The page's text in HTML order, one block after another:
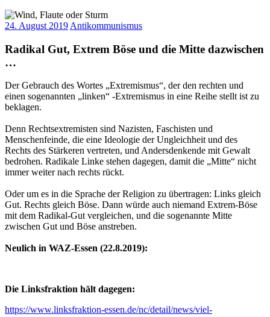
24. August 2019 Antikommunismus
Radikal Gut, Extrem Böse und die Mitte dazwischen
…
Der Gebrauch des Wortes „Extremismus“, der den rechten und
einen sogenannten „linken“ -Extremismus in eine Reihe stellt ist zu
beklagen.
Denn Rechtsextremisten sind Nazisten, Faschisten und
Menschenfeinde, die eine Ideologie der Ungleichheit und des
Rechts des Stärkeren vertreten, und Andersdenkende mit Gewalt
bedrohen. Radikale Linke stehen dagegen, damit die „Mitte“ nicht
immer weiter nach rechts rückt.
Oder um es in die Sprache der Religion zu übertragen: Links gleich
Gut. Rechts gleich Böse. Dann würde auch niemand Extrem-Böse
mit dem Radikal-Gut vergleichen, und die sogenannte Mitte
zwischen Gut und Böse anstreben.
Neulich in WAZ-Essen (22.8.2019):
Die Linksfraktion hält dagegen:
https://www.linksfraktion-essen.de/nc/detail/news/viel-